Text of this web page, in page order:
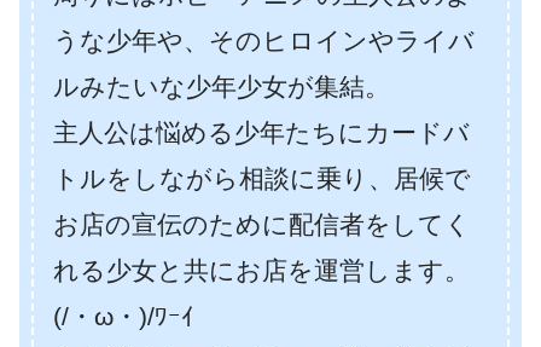
うな少年や、そのヒロインやライバ
ルみたいな少年少女が集結。
主人公は悩める少年たちにカードバ
トルをしながら相談に乗り、居候で
お店の宣伝のために配信者をしてく
れる少女と共にお店を運営します。
(/・ω・)/ﾜｰｲ